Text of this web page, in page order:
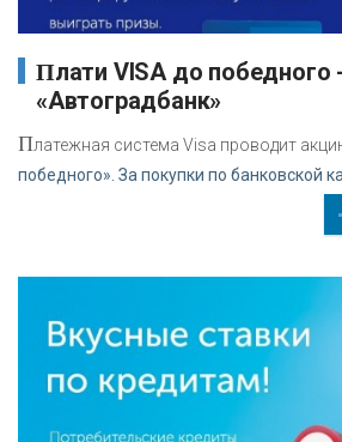
Плати VISA до победного -
«Автоградбанк»
Платежная система Visa проводит
победного». За покупки по банковской